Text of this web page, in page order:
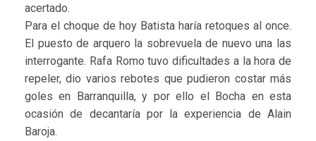
acertado.
Para el choque de hoy Batista haría retoques al once.
El puesto de arquero la sobrevuela de nuevo una las
interrogante. Rafa Romo tuvo dificultades a la hora de
repeler, dio varios rebotes que pudieron costar más
goles en Barranquilla, y por ello el Bocha en esta
ocasión de decantaría por la experiencia de Alain
Baroja.